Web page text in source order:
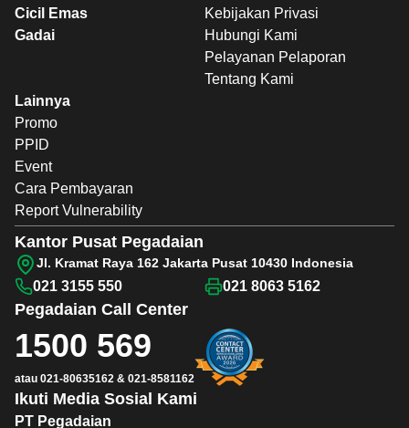
Cicil Emas
Gadai
Kebijakan Privasi
Hubungi Kami
Pelayanan Pelaporan
Tentang Kami
Lainnya
Promo
PPID
Event
Cara Pembayaran
Report Vulnerability
PT Pegadaian
Ikuti Media Sosial Kami
Pegadaian Call Center
1500 569
atau 021-80635162 & 021-8581162
Kantor Pusat Pegadaian
Jl. Kramat Raya 162 Jakarta Pusat 10430 Indonesia
021 3155 550 021 8063 5162